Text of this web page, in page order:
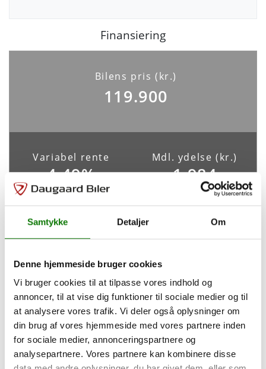
Samtykke Detaljer Om
Denne hjemmeside bruger cookies
Vi bruger cookies til at tilpasse vores indhold og
annoncer, til at vise dig funktioner til sociale medier og til
at analysere vores trafik. Vi deler også oplysninger om
din brug af vores hjemmeside med vores partnere inden
for sociale medier, annonceringspartnere og
analysepartnere. Vores partnere kan kombinere disse
Sikkerhed og komfort
Antal Airbags
Ja
Indretning og type
Karosseri
Van
Rummelighed og mål
Finansiering
Bilens pris (kr.)
119.900
Variabel rente
4,49%
Mdl. ydelse (kr.)
1.984
Tilpas din finansiering
Udbetaling
Løbetid 60 måneder
Saml. kreditbeløb
83.930 kr.
Saml. kreditomk.
35.084 kr.